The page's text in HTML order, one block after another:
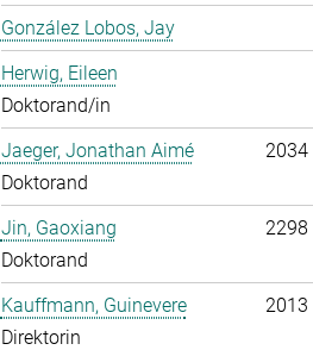
González Lobos, Jay
Herwig, Eileen
Doktorand/in
Jaeger, Jonathan Aimé
Doktorand
2034
Jin, Gaoxiang
Doktorand
2298
Kauffmann, Guinevere
Direktorin
2013